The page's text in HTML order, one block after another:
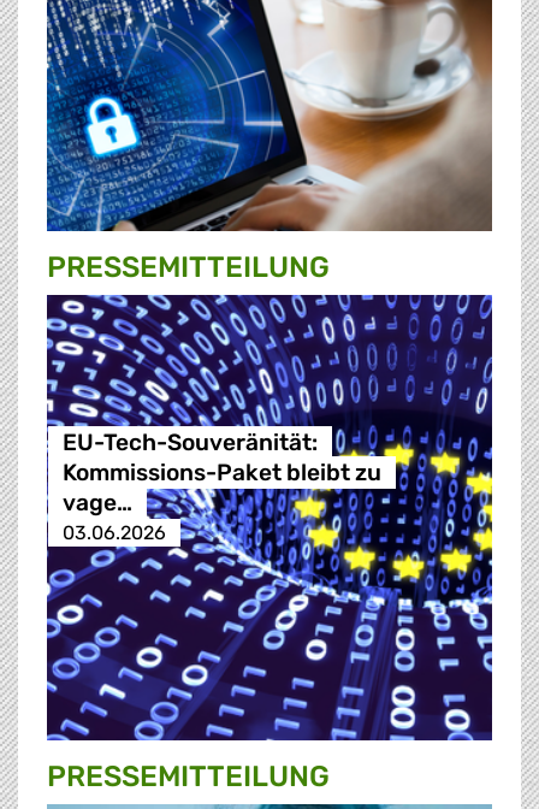
PRESSE­MITTEILUNG
EU-Tech-Souveränität:
Kommissions-Paket bleibt zu
vage…
03.06.2026
PRESSE­MITTEILUNG